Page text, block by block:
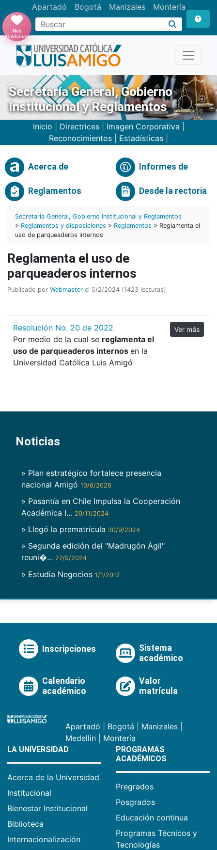
Apartadó Bogotá Manizales Montería
Buscar
Nos
Cuidamos
Secretaría General, Gobierno
Institucional y Reglamentos
Inicio Directrices| Imagen Corporativa
Reconocimientos
Estadísticas
Acerca de Informes de
Reglamentos Desde la rectoria
Secretaría General, Gobierno Institucional y Reglamentos
> Reglamentos y disposiciones > Reglamentos > Reglamenta el
uso de parqueaderos internos
Reglamenta el uso de
parqueaderos internos
Publicado por Webmaster el 5/2/2024 (1423 lecturas)
Resolución No. 20 de 2022
Por medio de la cual se reglamenta el
uso de parqueaderos internos en la
Universidad Católica Luis Amigó
Ver más
Noticias
» Plan estratégico fortalece presencia
nacional Amigó 10/6/2026
» Pasantía en Chile Impulsa la Cooperación
Académica I... 20/11/2024
» Llegó la prematrícula 30/9/2024
» Segunda edición del "Madrugón Ágil"
reuni�... 27/9/2024
» Estudia Negocios 1/1/2017
Inscripciones
Sistema
académico
Calendario
académico
Valor
matrícula
Apartadó Bogotá Manizales
Medellín
Montería
LA UNIVERSIDAD
Acerca de la Universidad
Institucional
Bienestar Institucional
Biblioteca
Internacionalización
PROGRAMAS
ACADÉMICOS
Pregrados
Posgrados
Educación continua
Programas Técnicos y
Tecnologías